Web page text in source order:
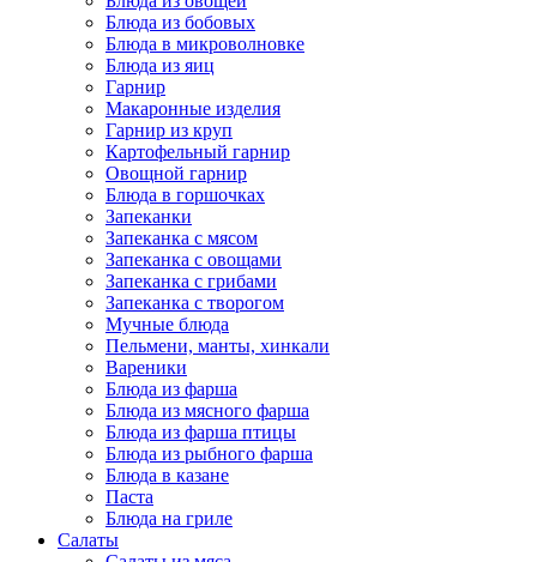
Блюда из бобовых
Блюда в микроволновке
Блюда из яиц
Гарнир
Макаронные изделия
Гарнир из круп
Картофельный гарнир
Овощной гарнир
Блюда в горшочках
Запеканки
Запеканка с мясом
Запеканка с овощами
Запеканка с грибами
Запеканка с творогом
Мучные блюда
Пельмени, манты, хинкали
Вареники
Блюда из фарша
Блюда из мясного фарша
Блюда из фарша птицы
Блюда из рыбного фарша
Блюда в казане
Паста
Блюда на гриле
Салаты